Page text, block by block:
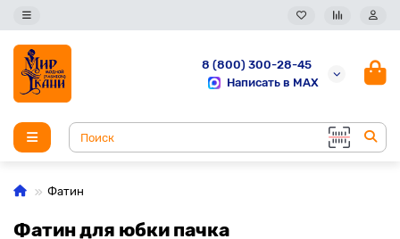
8 (800) 300-28-45
Написать в MAX
Фатин
Фатин для юбки пачка